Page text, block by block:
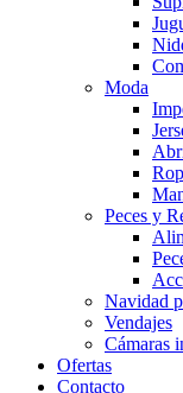
Moda
Peces y
Navidad
Vendajes
Cámaras
Ofertas
Contacto